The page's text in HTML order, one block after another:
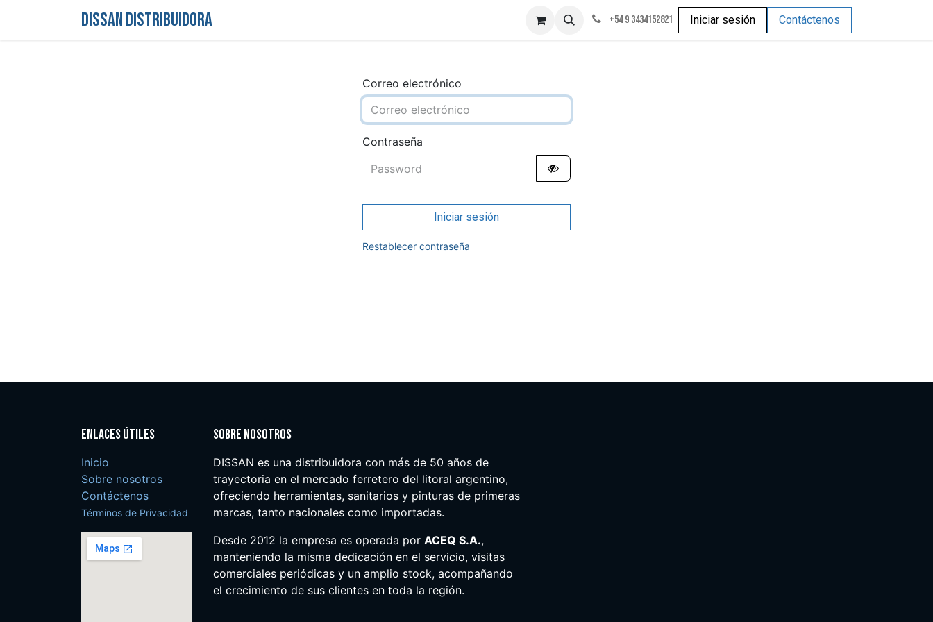
DISSAN DISTRIBUIDORA +54 9 3434152821 Iniciar sesión Contáctenos
Correo electrónico
Contraseña
Iniciar sesión
Restablecer contraseña
Enlaces útiles
Inicio
Sobre nosotros
Contáctenos
Términos de Privacidad
Sobre nosotros
DISSAN es una distribuidora con más de 50 años de
trayectoria en el mercado ferretero del litoral argentino,
ofreciendo herramientas, sanitarios y pinturas de primeras
marcas, tanto nacionales como importadas.
Desde 2012 la empresa es operada por ACEQ S.A.,
manteniendo la misma dedicación en el servicio, visitas
comerciales periódicas y un amplio stock, acompañando
el crecimiento de sus clientes en toda la región.